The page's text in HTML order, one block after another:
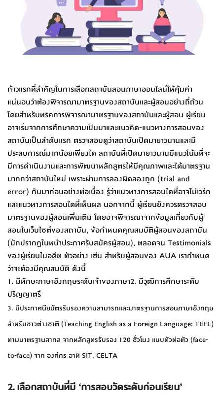
ก้าวแรกที่สำคัญในการเลือกสถาบันสอนภาษาออนไลน์ให้คุ้มค่า
แน่นอนว่าต้องพิจารณามาตรฐานของสถาบันและผู้สอนอย่างถี่ถ้วน
โดยสำหรับทริคการพิจารณามาตรฐานของสถาบันและผู้สอน ผู้เรียน
อาจเริ่มจากการศึกษาความเป็นมาและแนวคิด-แนวทางการสอนของ
สถาบันเป็นลำดับแรก ตรวจสอบดูว่าสถาบันเปิดมายาวนานและมี
ประสบการณ์มากน้อยเพียงใด สถาบันที่เปิดมายาวนานมีแนวโน้มที่จะ
มีการดำเนินงานและการพัฒนาหลักสูตรให้มีคุณภาพและได้มาตรฐาน
มากกว่าสถาบันใหม่ เพราะผ่านการลองผิดลองถูก (trial and
error) กันมาก่อนอย่างต่อเนื่อง รู้ว่าแนวทางการสอนใดที่อาจไม่เวิร์ก
และแนวทางการสอนใดที่เห็นผล นอกจากนี้ ผู้เรียนยังควรตรวจสอบ
มาตรฐานของผู้สอนเพิ่มเติม โดยอาจพิจารณาจากข้อมูลเกี่ยวกับผู้
สอนในเว็บไซต์ของสถาบัน, ข้อกำหนดคุณสมบัติผู้สอนของสถาบัน
(มักปรากฏในหน้าประกาศรับสมัครผู้สอน), ตลอดจน Testimonials
ของผู้เรียนในอดีต ตัวอย่าง เช่น สำหรับผู้สอนของ AUA เรากำหนด
ว่าจะต้องมีคุณสมบัติ ดังนี้
1. มีทักษะภาษาอังกฤษระดับเจ้าของภาษา2. มีวุฒิการศึกษาระดับ
ปริญญาตรี
3. มีประกาศนียบัตรรับรองความสามารถและมาตรฐานการสอนภาษาอังกฤษ
สำหรับชาวต่างชาติ (Teaching English as a Foreign Language: TEFL)
ตามมาตรฐานสากล จากหลักสูตรรับรอง 120 ชั่วโมง แบบตัวต่อตัว (face-
to-face) จาก องค์กร อาทิ SIT, CELTA
2. เลือกสถาบันที่มี ‘การสอบวัดระดับก่อนเรียน’